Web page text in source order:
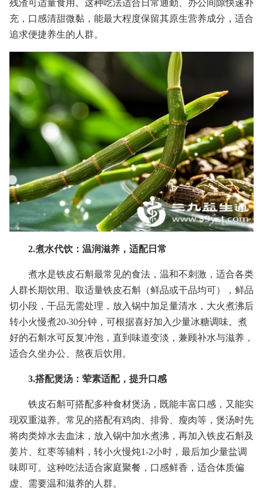
残渣可适量食用。这种吃法适合日常通勤、办公间隙快速补
充，口感清甜微黏，能最大程度保留其原生营养成分，适合
追求便捷养生的人群。
2.煮水代饮：温润滋养，适配日常
煮水是铁皮石斛最常见的食法，温和不刺激，适合各类
人群长期饮用。取适量铁皮石斛（鲜品或干品均可），鲜品
切小段，干品无需处理，放入锅中加足量清水，大火煮沸后
转小火慢煮20-30分钟，可根据喜好加入少量冰糖调味。煮
好的石斛水可反复冲泡，直到味道变淡，兼顾补水与滋养，
适合久坐办公、熬夜后饮用。
3.搭配煲汤：荤素适配，提升口感
铁皮石斛可搭配多种食材煲汤，既能丰富口感，又能实
现双重滋养。常见的搭配有鸡肉、排骨、瘦肉等，煲汤时先
将肉类焯水去血沫，放入锅中加水煮沸，再加入铁皮石斛及
姜片、红枣等辅料，转小火慢炖1-2小时，最后加少量盐调
味即可。这种吃法适合家庭聚餐，口感鲜香，适合体质偏
虚、需要温和滋养的人群。